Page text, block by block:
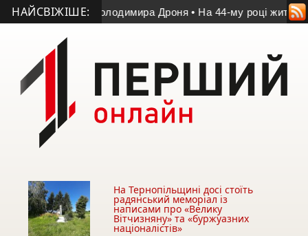
НАЙСВІЖІШЕ:
пам’яті Володимира Дроня • На 44-му році життя помер
На Тернопільщині досі стоїть
радянський меморіал із
написами про «Велику
Вітчизняну» та «буржуазних
націоналістів»